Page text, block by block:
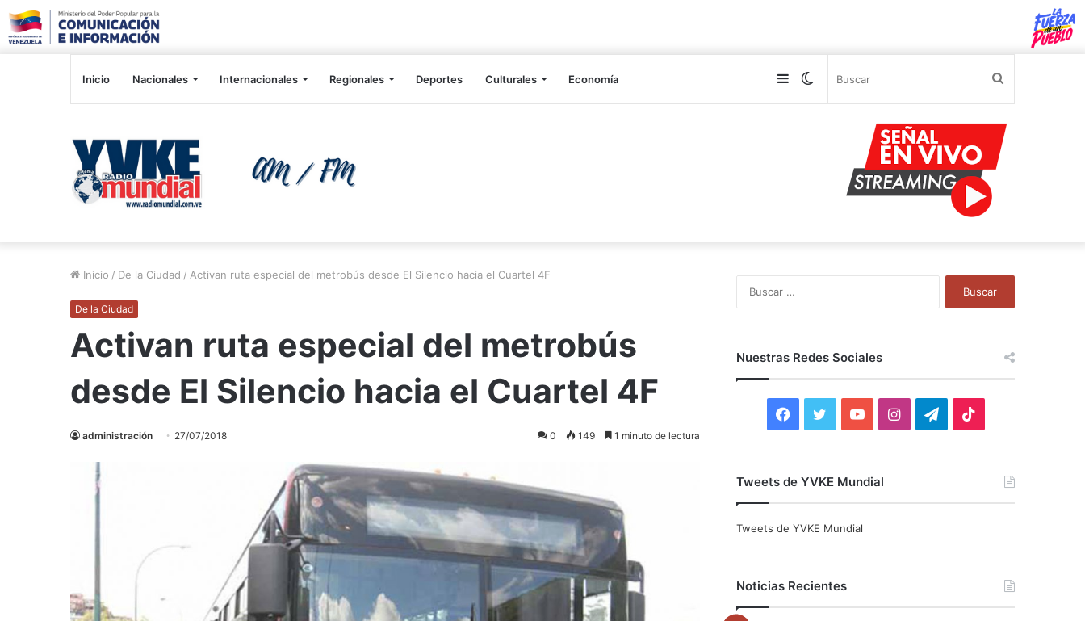
Inicio Nacionales Internacionales Regionales Deportes Culturales Economía Switch
Sidebar
Inicio / De la Ciudad / Activan ruta especial del metrobús desde El Silencio hacia el Cuartel 4F
De la Ciudad
Activan ruta especial del metrobús
desde El Silencio hacia el Cuartel 4F
administración 27/07/2018 0 149 1 minuto de lectura
Nuestras Redes Sociales
F
c
o
i
r
Y
u
e
I
r
T
a
Tweets de YVKE Mundial
Tweets de YVKE Mundial
Noticias Recientes